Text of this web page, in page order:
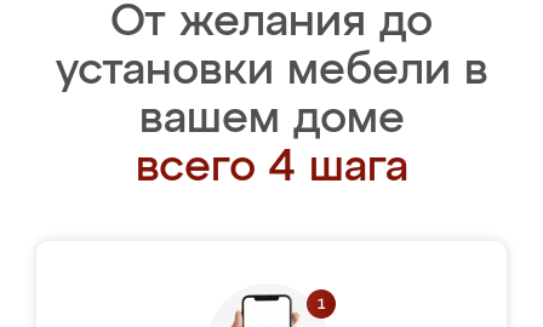
От желания до
установки мебели в
вашем доме
всего 4 шага